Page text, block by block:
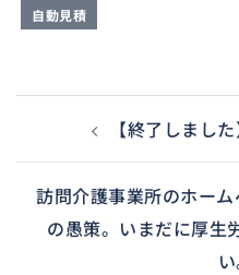
自動見積
【終了しまし
訪問介護事業所のホー
の愚策。いまだに厚生
い